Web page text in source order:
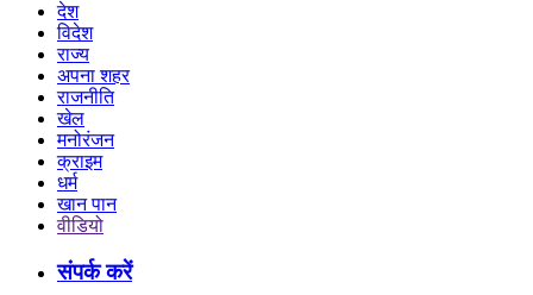
देश
विदेश
राज्य
अपना शहर
राजनीति
खेल
मनोरंजन
क्राइम
धर्म
खान पान
वीडियो
संपर्क करें